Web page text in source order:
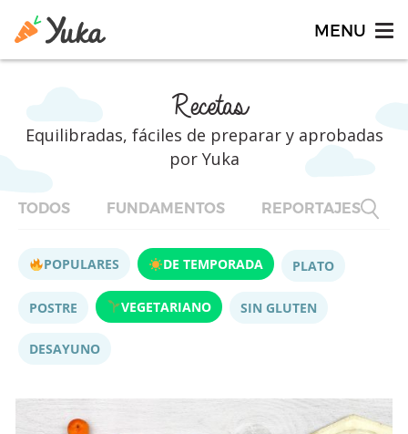
Recetas
Equilibradas, fáciles de preparar y aprobadas
por Yuka
TODOS FUNDAMENTOS REPORTAJES
POPULARES DE TEMPORADA PLATO
POSTRE VEGETARIANO SIN GLUTEN
DESAYUNO